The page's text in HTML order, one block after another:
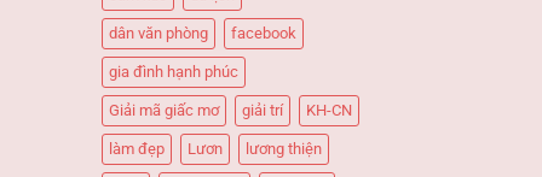
dân văn phòng facebook
gia đình hạnh phúc
Giải mã giấc mơ giải trí KH-CN
làm đẹp Lươn lương thiện